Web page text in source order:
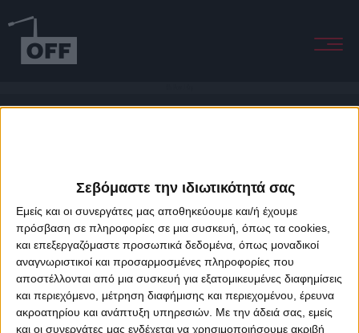
Σεβόμαστε την ιδιωτικότητά σας
Εμείς και οι συνεργάτες μας αποθηκεύουμε και/ή έχουμε
πρόσβαση σε πληροφορίες σε μια συσκευή, όπως τα cookies,
και επεξεργαζόμαστε προσωπικά δεδομένα, όπως μοναδικοί
αναγνωριστικοί και προσαρμοσμένες πληροφορίες που
αποστέλλονται από μια συσκευή για εξατομικευμένες διαφημίσεις
και περιεχόμενο, μέτρηση διαφήμισης και περιεχομένου, έρευνα
ακροατηρίου και ανάπτυξη υπηρεσιών. Με την άδειά σας, εμείς
και οι συνεργάτες μας ενδέχεται να χρησιμοποιήσουμε ακριβή
About Offradio Business Class Terms & Conditions
Privacy Policy
Designed & developed byporcupine colors&Fotis Alexandrou